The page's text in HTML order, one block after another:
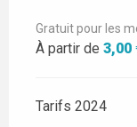
Gratuit pour les
À partir de 3,00
Tarifs 2024